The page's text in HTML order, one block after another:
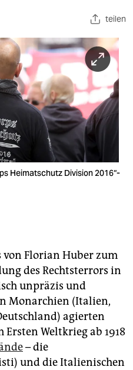
teilen
Heimatschutz Division 2016“-
von Florian Huber zum
des Rechtsterrors in
unpräzis und
Monarchien (Italien,
agierten
Weltkrieg ab 1918
– die
und die Italienischen